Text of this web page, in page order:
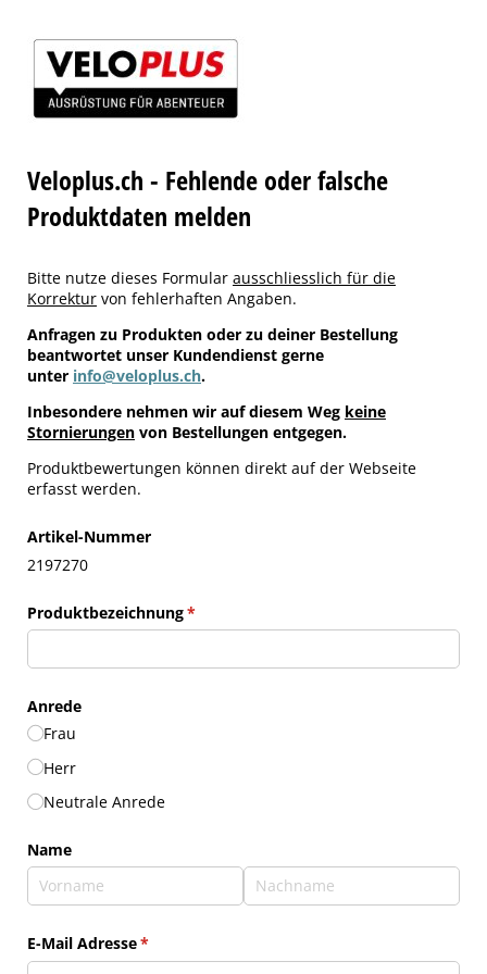
Veloplus.ch - Fehlende oder falsche
Produktdaten melden
Bitte nutze dieses Formular ausschliesslich für die
Korrektur von fehlerhaften Angaben.
Anfragen zu Produkten oder zu deiner Bestellung
beantwortet unser Kundendienst gerne
unter info@veloplus.ch.
Inbesondere nehmen wir auf diesem Weg keine
Stornierungen von Bestellungen entgegen.
Produktbewertungen können direkt auf der Webseite
erfasst werden.
Artikel-Nummer
2197270
Produktbezeichnung*
(erforderlich)
Anrede
Frau
Herr
Neutrale Anrede
Name
E-Mail Adresse*
(erforderlich)